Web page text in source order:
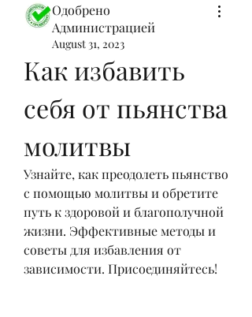
Одобрено
Администрацией
August 31, 2023
Как избавить
себя от пьянства
молитвы
Узнайте, как преодолеть пьянство
с помощью молитвы и обретите
путь к здоровой и благополучной
жизни. Эффективные методы и
советы для избавления от
зависимости. Присоединяйтесь!